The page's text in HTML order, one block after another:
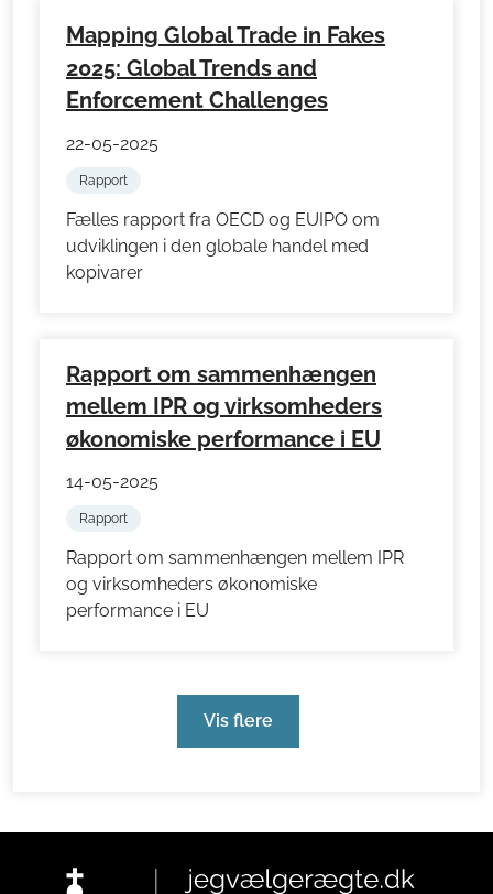
Mapping Global Trade in Fakes
2025: Global Trends and
Enforcement Challenges
22-05-2025
Rapport
Fælles rapport fra OECD og EUIPO om
udviklingen i den globale handel med
kopivarer
Rapport om sammenhængen
mellem IPR og virksomheders
økonomiske performance i EU
14-05-2025
Rapport
Rapport om sammenhængen mellem IPR
og virksomheders økonomiske
performance i EU
Vis flere